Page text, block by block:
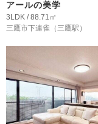
アールの美学
3LDK / 88.71㎡
三鷹市下連雀 （三鷹駅）